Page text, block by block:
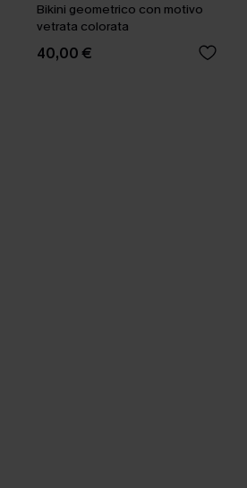
Bikini geometrico con motivo
vetrata colorata
40,00 €